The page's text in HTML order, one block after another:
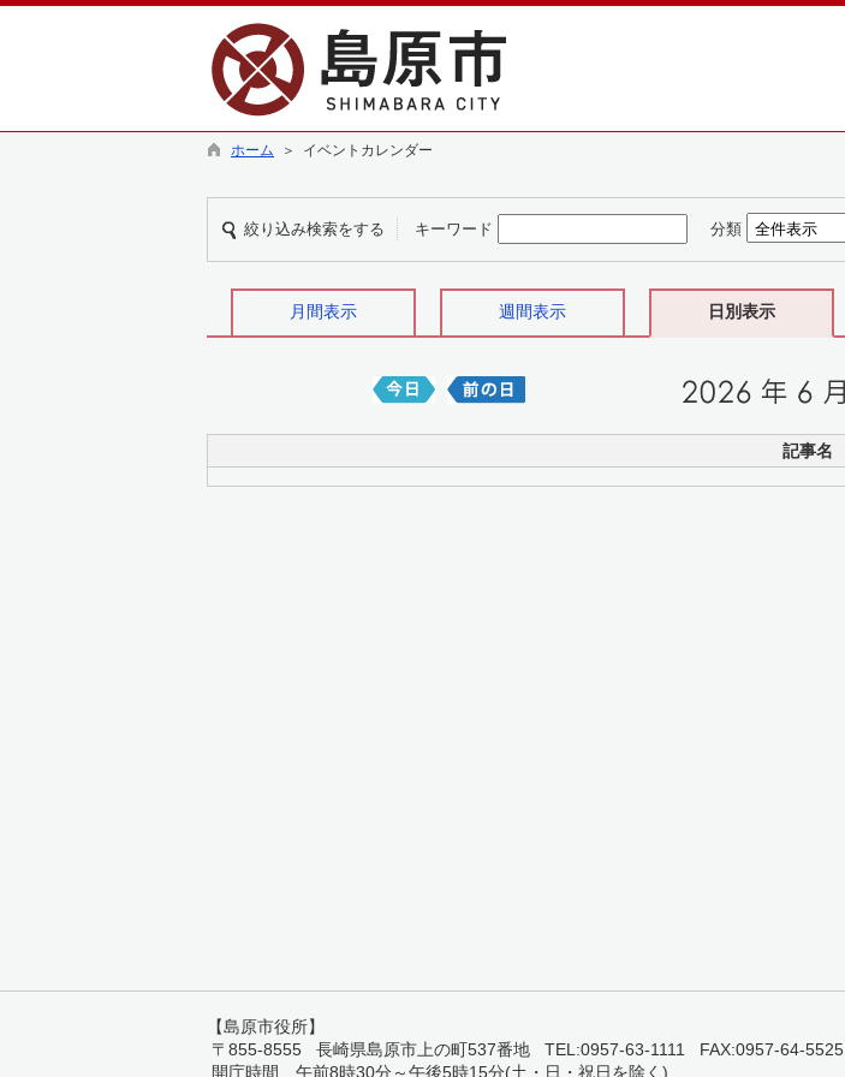
ホーム ＞ イベントカレンダー
絞り込み検索をする キーワード 分類
月間表示 週間表示 日別表示
記事名
【島原市役所】
〒855-8555 長崎県島原市上の町537番地 TEL:0957-63-1111 FAX:0957-64-5525
開庁時間 午前8時30分～午後5時15分(土・日・祝日を除く)